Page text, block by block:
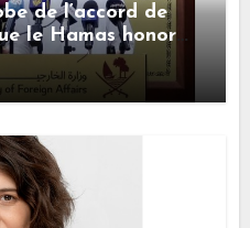
de l’accord de
le Hamas honore